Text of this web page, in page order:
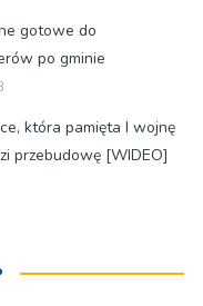
gotowe do
po gminie
która pamięta I wojnę
przebudowę [WIDEO]